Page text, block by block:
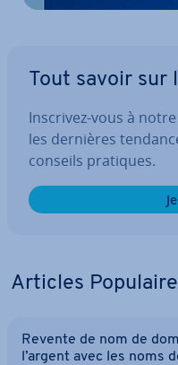
Tout savoir sur
Inscrivez-vous à
les dernières
conseils pratiques.
Articles
Revente de nom de
l’argent avec les noms